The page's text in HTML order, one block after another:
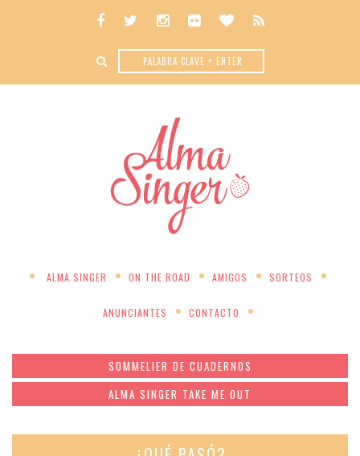
ALMA SINGER ON THE ROAD AMIGOS SORTEOS
ANUNCIANTES CONTACTO
SOMMELIER DE CUADERNOS
ALMA SINGER TAKE ME OUT